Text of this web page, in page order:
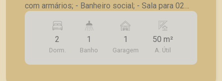
com armários; - Banheiro social; - Sala para 02
ambientes; - Cozinha; - Sacada com vista para o
parque; - Área de serviço; - 01 vaga de garagem
coberta ao lado do elevador; Diferencial: - Fino
acabamento, com iluminação e sancas; - Próximo
a Rua João Bim, Avenida Barão do Bananal e ao
2
Dorm.
1
Banho
1
Garagem
50 m²
A. Útil